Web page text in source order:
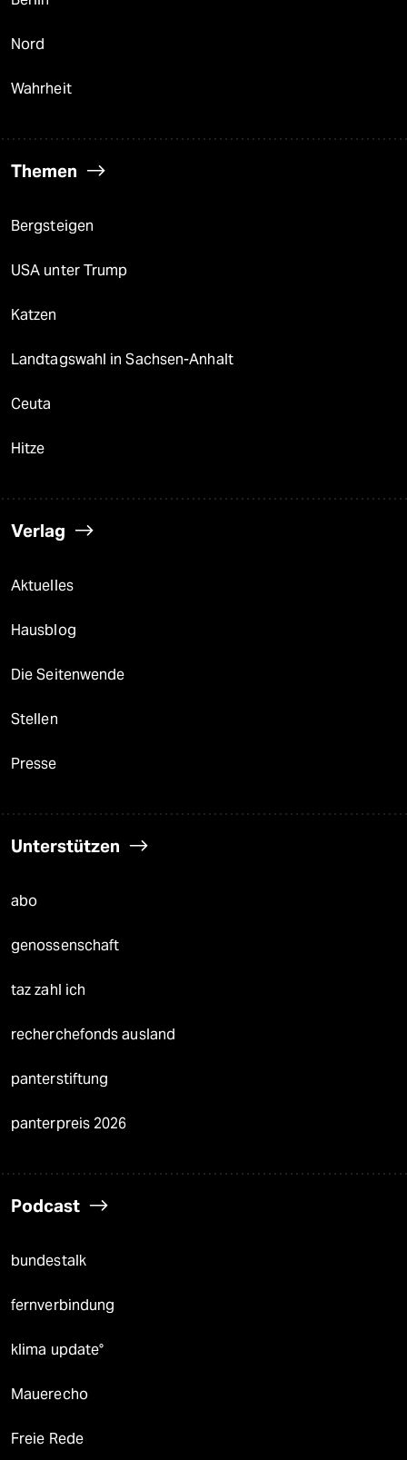
Nord
Wahrheit
Themen
Bergsteigen
USA unter Trump
Katzen
Landtagswahl in Sachsen-Anhalt
Ceuta
Hitze
Verlag
Aktuelles
Hausblog
Die Seitenwende
Stellen
Presse
Unterstützen
abo
genossenschaft
taz zahl ich
recherchefonds ausland
panterstiftung
panterpreis 2026
Podcast
bundestalk
fernverbindung
klima update°
Mauerecho
Freie Rede